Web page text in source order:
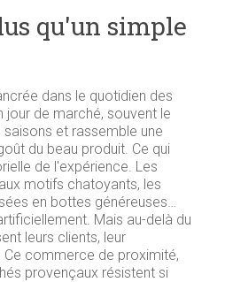
qu'un simple
dans le quotidien des
jour de marché, souvent le
et rassemble une
du beau produit. Ce qui
de l'expérience. Les
motifs chatoyants, les
en bottes généreuses…
Mais au-delà du
leurs clients, leur
Ce commerce de proximité,
provençaux résistent si